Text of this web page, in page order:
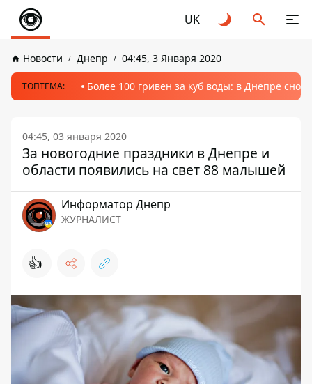
UK
Новости Днепр 04:45, 3 Января 2020
ТОПТЕМА: Более 100 гривен за куб воды: в Днепре
04:45, 03 января 2020
За новогодние праздники в Днепре и
области появились на свет 88 малышей
Информатор Днепр
ЖУРНАЛИСТ
👍